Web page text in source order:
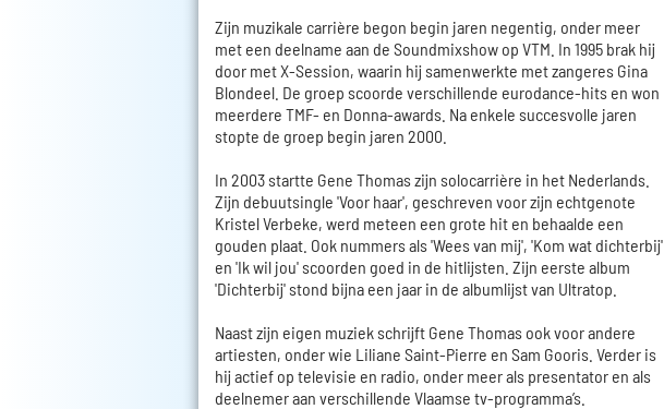
Zijn muzikale carrière begon begin jaren negentig, onder meer
met een deelname aan de Soundmixshow op VTM. In 1995 brak hij
door met X-Session, waarin hij samenwerkte met zangeres Gina
Blondeel. De groep scoorde verschillende eurodance-hits en won
meerdere TMF- en Donna-awards. Na enkele succesvolle jaren
stopte de groep begin jaren 2000.
In 2003 startte Gene Thomas zijn solocarrière in het Nederlands.
Zijn debuutsingle 'Voor haar', geschreven voor zijn echtgenote
Kristel Verbeke, werd meteen een grote hit en behaalde een
gouden plaat. Ook nummers als 'Wees van mij', 'Kom wat dichterbij'
en 'Ik wil jou' scoorden goed in de hitlijsten. Zijn eerste album
'Dichterbij' stond bijna een jaar in de albumlijst van Ultratop.
Naast zijn eigen muziek schrijft Gene Thomas ook voor andere
artiesten, onder wie Liliane Saint-Pierre en Sam Gooris. Verder is
hij actief op televisie en radio, onder meer als presentator en als
deelnemer aan verschillende Vlaamse tv-programma’s.